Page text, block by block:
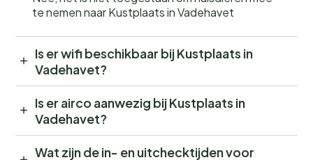
te nemen naar Kustplaats in Vadehavet
Is er wifi beschikbaar bij Kustplaats in
Vadehavet?
Is er airco aanwezig bij Kustplaats in
Vadehavet?
Wat zijn de in- en uitchecktijden voor